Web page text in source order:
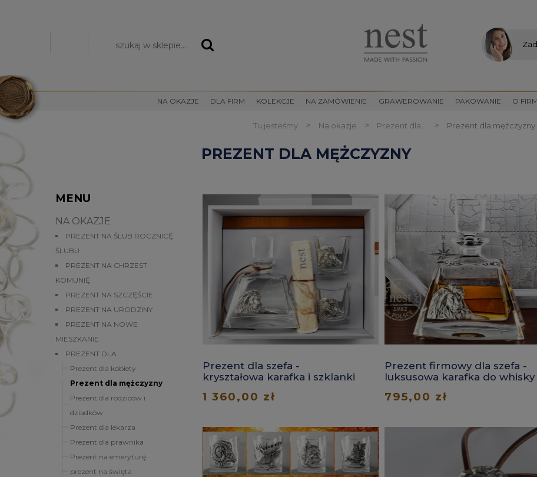
Zaloguj się
NA OKAZJE DLA FIRM KOLEKCJE NA ZAMÓWIENIE GRAWEROWANIE PAKOWANIE O
Tu jesteśmy > Na okazje > Prezent dla... > Prezent dla mężczyzny
MENU
NA OKAZJE
PREZENT NA ŚLUB ROCZNICĘ
ŚLUBU
PREZENT NA CHRZEST
KOMUNIĘ
PREZENT NA SZCZĘŚCIE
PREZENT NA URODZINY
PREZENT NA NOWE
MIESZKANIE
PREZENT DLA...
Prezent dla kobiety
Prezent dla mężczyzny
Prezent dla rodziców i
dziadków
Prezent dla lekarza
Prezent dla prawnika
Prezent na emeryturę
prezent na święta
PREZENT DLA MĘŻCZYZNY
Prezent dla szefa -
kryształowa karafka i szklanki
1 360,00 zł
Prezent firmowy dla szefa -
luksusowa karafka do whisky
795,00 zł